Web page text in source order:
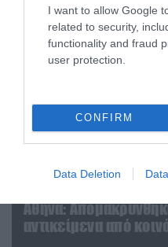
I want to allow Google
related to security,
functionality and fraud
user protection.
CONFIRM
Data Deletion
06.08.2026 | 14:02
Αθήνα:
αντικείμενα από